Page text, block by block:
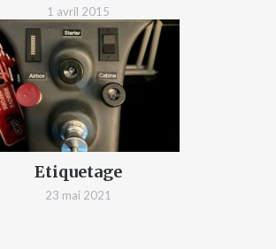
1 avril 2015
Etiquetage
23 mai 2021